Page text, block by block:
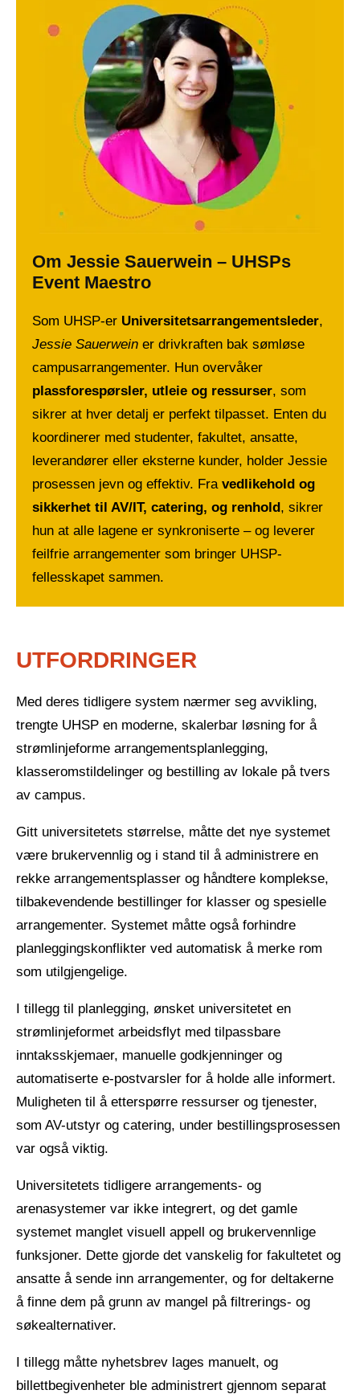
Om Jessie Sauerwein – UHSPs
Event Maestro
Som UHSP-er Universitetsarrangementsleder,
Jessie Sauerwein er drivkraften bak sømløse
campusarrangementer. Hun overvåker
plassforespørsler, utleie og ressurser, som
sikrer at hver detalj er perfekt tilpasset. Enten du
koordinerer med studenter, fakultet, ansatte,
leverandører eller eksterne kunder, holder Jessie
prosessen jevn og effektiv. Fra vedlikehold og
sikkerhet til AV/IT, catering, og renhold, sikrer
hun at alle lagene er synkroniserte – og leverer
feilfrie arrangementer som bringer UHSP-
fellesskapet sammen.
UTFORDRINGER
Med deres tidligere system nærmer seg avvikling,
trengte UHSP en moderne, skalerbar løsning for å
strømlinjeforme arrangementsplanlegging,
klasseromstildelinger og bestilling av lokale på tvers
av campus.
Gitt universitetets størrelse, måtte det nye systemet
være brukervennlig og i stand til å administrere en
rekke arrangementsplasser og håndtere komplekse,
tilbakevendende bestillinger for klasser og spesielle
arrangementer. Systemet måtte også forhindre
planleggingskonflikter ved automatisk å merke rom
som utilgjengelige.
I tillegg til planlegging, ønsket universitetet en
strømlinjeformet arbeidsflyt med tilpassbare
inntaksskjemaer, manuelle godkjenninger og
automatiserte e-postvarsler for å holde alle informert.
Muligheten til å etterspørre ressurser og tjenester,
som AV-utstyr og catering, under bestillingsprosessen
var også viktig.
Universitetets tidligere arrangements- og
arenasystemer var ikke integrert, og det gamle
systemet manglet visuell appell og brukervennlige
funksjoner. Dette gjorde det vanskelig for fakultetet og
ansatte å sende inn arrangementer, og for deltakerne
å finne dem på grunn av mangel på filtrerings- og
søkealternativer.
I tillegg måtte nyhetsbrev lages manuelt, og
billettbegivenheter ble administrert gjennom separat